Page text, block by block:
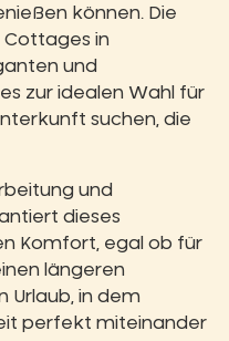
können. Die
in
und
zur idealen Wahl für
suchen, die
und
dieses
Komfort, egal ob für
längeren
Urlaub, in dem
perfekt miteinander